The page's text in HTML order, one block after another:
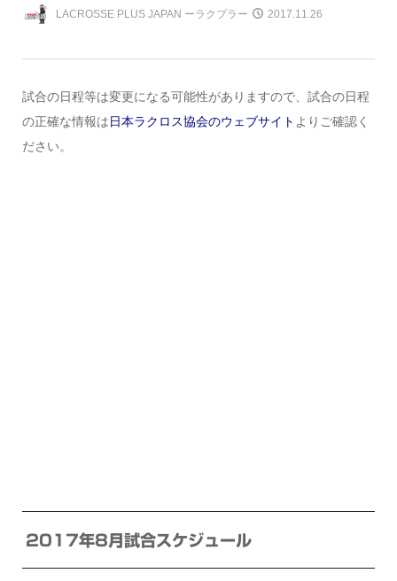
LACROSSE PLUS JAPAN ーラクプラー 2017.11.26
試合の日程等は変更になる可能性がありますので、試合の日程
の正確な情報は日本ラクロス協会のウェブサイト よりご確認く
ださい。
2017年8月試合スケジュール